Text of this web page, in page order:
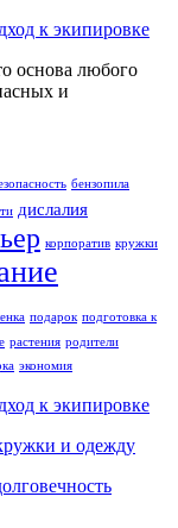
к экипировке
основа любого
и
бензопила
дислалия
корпоратив кружки
подарок подготовка к
растения родители
экономия
к экипировке
и одежду